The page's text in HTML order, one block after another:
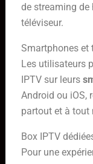
de streaming de
téléviseur.
Smartphones et
Les utilisateurs
IPTV sur leurs
Android ou iOS,
partout et à tout
Box IPTV
Pour une